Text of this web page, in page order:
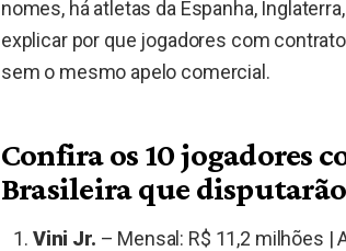
nomes, há atletas da Espanha,
explicar por que jogadores com
sem o mesmo apelo comercial.
Confira os 10 jogadores
Brasileira que
Vini Jr. – Mensal: R$ 11,2 milhões |